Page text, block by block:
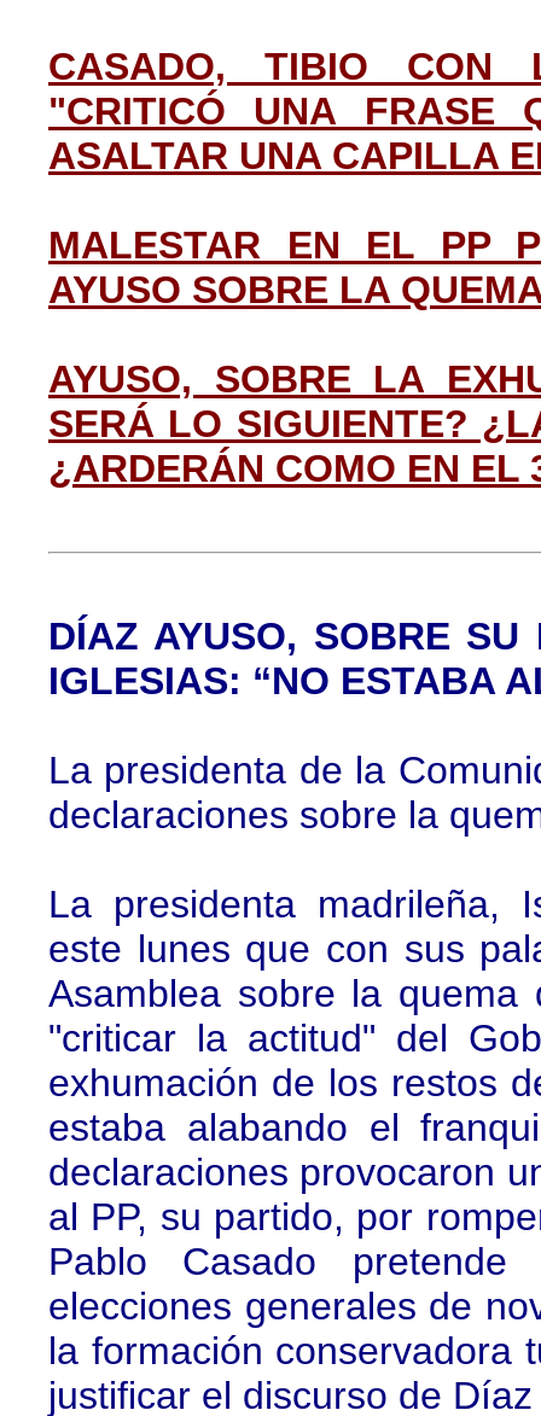
CASADO, TIBIO CON
"CRITICÓ UNA FRASE
ASALTAR UNA CAPILLA
MALESTAR EN EL PP
AYUSO SOBRE LA
AYUSO, SOBRE LA
SERÁ LO SIGUIENTE?
¿ARDERÁN COMO EN EL
DÍAZ AYUSO, SOBRE
IGLESIAS: “NO ESTABA
La presidenta de la
declaraciones sobre la
La presidenta madrileña,
este lunes que con sus
Asamblea sobre la
"criticar la actitud" del
exhumación de los restos
estaba alabando el
declaraciones provocaron
al PP, su partido, por
Pablo Casado
elecciones generales de
la formación conservadora
justificar el discurso de Díaz